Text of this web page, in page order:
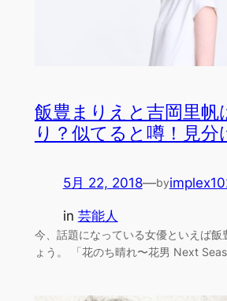
飯豊まりえと吉岡里帆
り？似てると噂！見分
5月 22, 2018—by
in 芸能人
今、話題になっている女優といえば飯
ょう。 「花のち晴れ〜花男 Next